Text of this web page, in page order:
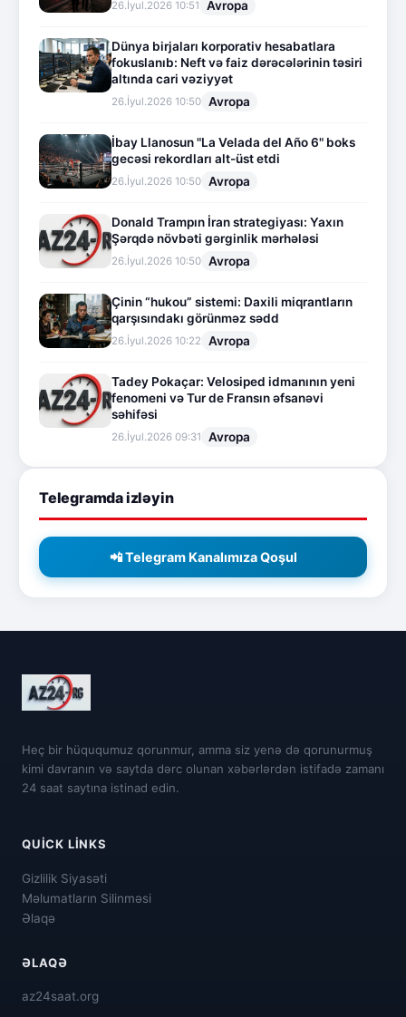
26.İyul.2026 10:51 Avropa
Dünya birjaları korporativ hesabatlara
fokuslanıb: Neft və faiz dərəcələrinin təsiri
altında cari vəziyyət
26.İyul.2026 10:50 Avropa
İbay Llanosun "La Velada del Año 6" boks
gecəsi rekordları alt-üst etdi
26.İyul.2026 10:50 Avropa
Donald Trampın İran strategiyası: Yaxın
Şərqdə növbəti gərginlik mərhələsi
26.İyul.2026 10:50 Avropa
Çinin “hukou” sistemi: Daxili miqrantların
qarşısındakı görünməz sədd
26.İyul.2026 10:22 Avropa
Tadey Pokaçar: Velosiped idmanının yeni
fenomeni və Tur de Fransın əfsanəvi
səhifəsi
26.İyul.2026 09:31 Avropa
Telegramda izləyin
📲 Telegram Kanalımıza Qoşul
Heç bir hüququmuz qorunmur, amma siz yenə də qorunurmuş
kimi davranın və saytda dərc olunan xəbərlərdən istifadə zamanı
24 saat saytına istinad edin.
QUICK LINKS
Gizlilik Siyasəti
Məlumatların Silinməsi
Əlaqə
ƏLAQƏ
az24saat.org